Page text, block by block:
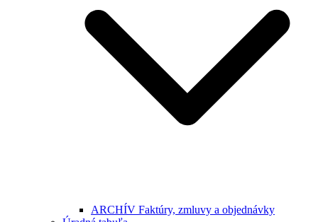
ARCHÍV Faktúry, zmluvy a objednávky